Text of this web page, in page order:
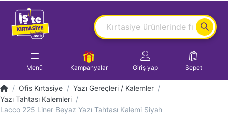
Menü Kampanyalar Giriş yap Sepet
Ofis Kırtasiye
Yazı Gereçleri / Kalemler
Yazı Tahtası Kalemleri
Lacco 225 Liner Beyaz Yazı Tahtası Kalemi Siyah